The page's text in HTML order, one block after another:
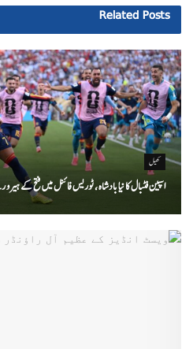
Related Posts
کھیل
اسپین فٹبال کا نیا بادشاہ ، ٹوریس فائنل میں فتح کے